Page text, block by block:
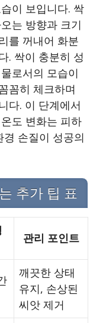
이 보입니다. 싹
는 방향과 크기
를 꺼내어 화분
. 싹이 충분히 성
로서의 모습이
꼼히 체크하며
다. 이 단계에서
도 변화는 피하
손질이 성공의
추가 팁 표
관리 포인트
깨끗한 상태
유지, 손상된
씨앗 제거